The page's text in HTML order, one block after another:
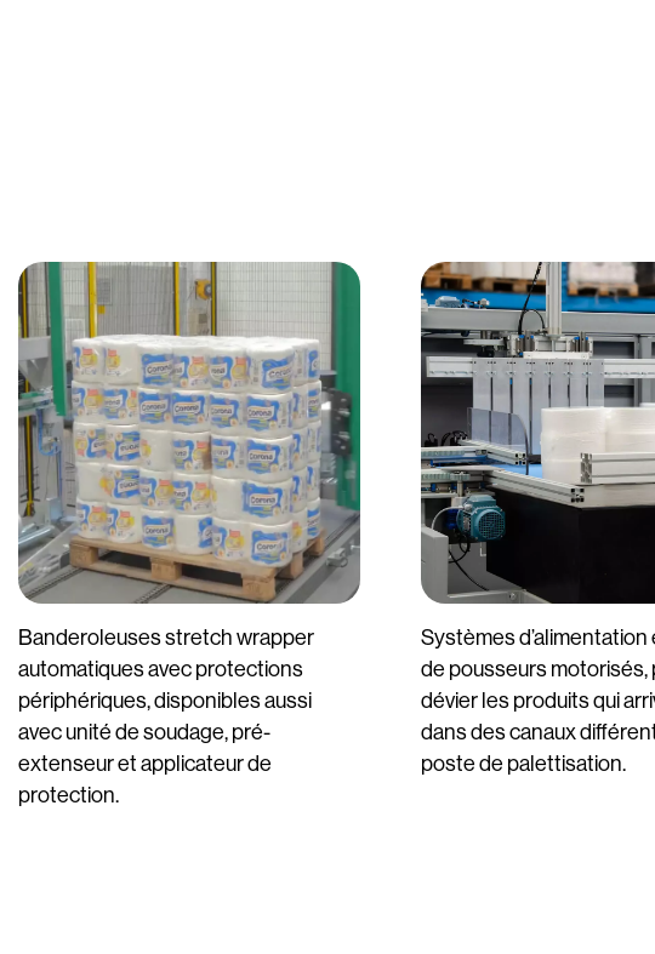
Banderoleuses stretch wrapper
automatiques avec protections
périphériques, disponibles aussi
avec unité de soudage, pré-
extenseur et applicateur de
protection.
Systèmes d’alimentation
de pousseurs motorisés,
dévier les produits qui
dans des canaux
poste de palettisation.